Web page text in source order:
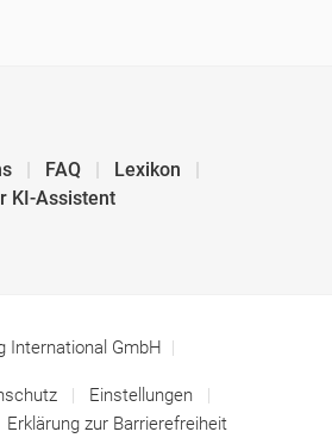
FAQ
Lexikon
KI-Assistent
International GmbH
Einstellungen
Erklärung zur Barrierefreiheit